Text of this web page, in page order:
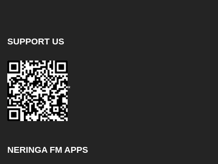
SUPPORT US
*
NERINGA FM APPS